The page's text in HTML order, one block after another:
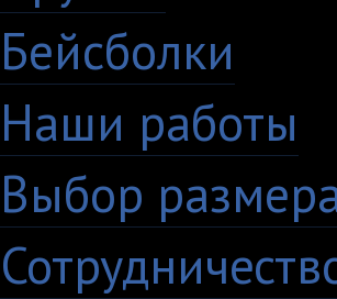
Бейсболки
Наши работы
Выбор